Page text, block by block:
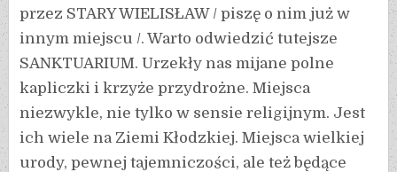
przez STARY WIELISŁAW / piszę o nim już w
innym miejscu /. Warto odwiedzić tutejsze
SANKTUARIUM. Urzekły nas mijane polne
kapliczki i krzyże przydrożne. Miejsca
niezwykle, nie tylko w sensie religijnym. Jest
ich wiele na Ziemi Kłodzkiej. Miejsca wielkiej
urody, pewnej tajemniczości, ale też będące